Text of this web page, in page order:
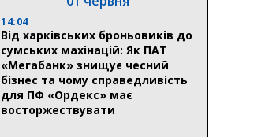
14:04
Від харківських броньовиків до
сумських махінацій: Як ПАТ
«Мегабанк» знищує чесний
бізнес та чому справедливість
для ПФ «Ордекс» має
восторжествувати